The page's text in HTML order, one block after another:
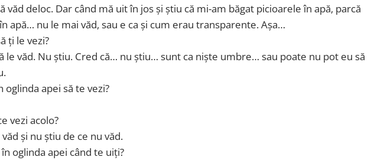
văd deloc. Dar când mă uit în jos și știu că mi-am băgat picioarele în apă, parcă
apă… nu le mai văd, sau e ca și cum erau transparente. Așa…
ți le vezi?
le văd. Nu știu. Cred că… nu știu… sunt ca niște umbre… sau poate nu pot eu să
oglinda apei să te vezi?
vezi acolo?
și nu știu de ce nu văd.
oglinda apei când te uiți?